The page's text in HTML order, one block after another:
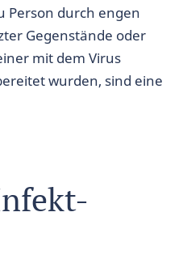
Person durch engen
Gegenstände oder
mit dem Virus
wurden, sind eine